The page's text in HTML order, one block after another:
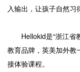
入输出，让孩子自然习
Hellokid是“浙江省
教育品牌，英美加外教
接体验课程。